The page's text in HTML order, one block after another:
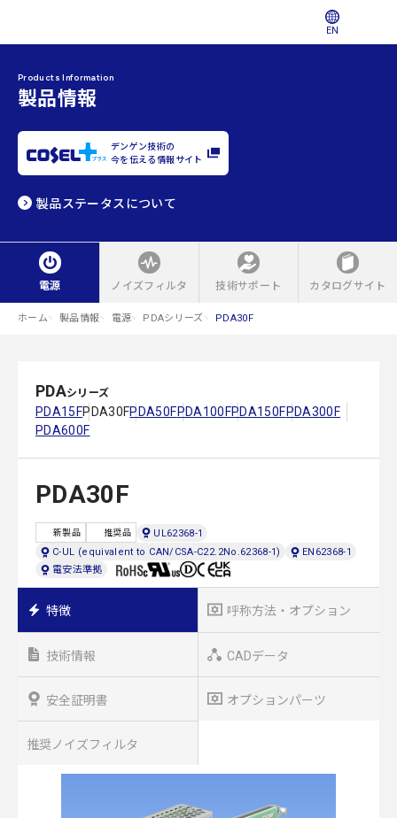
EN
Products Information
製品情報
デンゲン技術の
今を伝える情報サイト
製品ステータスについて
電源 ノイズフィルタ 技術サポート カタログサイト
ホーム 製品情報 電源 PDAシリーズ PDA30F
PDAシリーズ
PDA15FPDA30FPDA50FPDA100FPDA150FPDA300F
PDA600F
PDA30F
新製品 推奨品
UL62368-1
C-UL (equivalent to CAN/CSA-C22.2No.62368-1)
EN62368-1
電安法準拠
特徴 呼称方法・オプション
技術情報 CADデータ
安全証明書 オプションパーツ
推奨ノイズフィルタ